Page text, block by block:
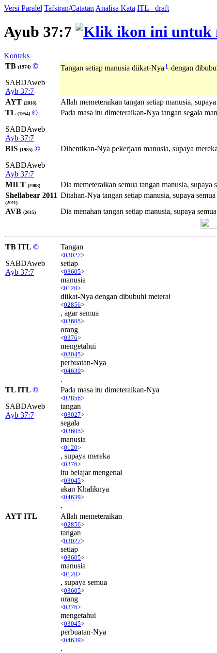
Versi Paralel Tafsiran/Catatan Analisa Kata ITL - draft
Ayub 37:7
Konteks
TB (1974) ©
SABDAweb
Ayb 37:7
Tangan setiap manusia diikat-Nya t dengan
AYT (2018)
Allah memeteraikan tangan setiap manusia,
TL (1954) ©
SABDAweb
Ayb 37:7
Pada masa itu dimeteraikan-Nya tangan segala
BIS (1985) ©
SABDAweb
Ayb 37:7
Dihentikan-Nya pekerjaan manusia, supaya
MILT (2008)
Dia memeteraikan semua tangan manusia,
Shellabear 2011
(2011)
Ditahan-Nya tangan setiap manusia, supaya
AVB (2015) Dia menahan tangan setiap manusia, supaya
TB ITL ©
SABDAweb
Ayb 37:7
Tangan
<03027>
setiap
<03605>
manusia
<0120>
diikat-Nya dengan dibubuhi meterai
<02856>
, agar semua
<03605>
orang
<0376>
mengetahui
<03045>
perbuatan-Nya
<04639>
.
TL ITL ©
SABDAweb
Ayb 37:7
Pada masa itu dimeteraikan-Nya
<02856>
tangan
<03027>
segala
<03605>
manusia
<0120>
, supaya mereka
<0376>
itu belajar mengenal
<03045>
akan Khaliknya
<04639>
.
AYT ITL
Allah memeteraikan
<02856>
tangan
<03027>
setiap
<03605>
manusia
<0120>
, supaya semua
<03605>
orang
<0376>
mengetahui
<03045>
perbuatan-Nya
<04639>
.